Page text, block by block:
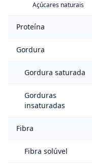
Açúcares naturais
Proteína
Gordura
Gordura saturada
Gorduras
insaturadas
Fibra
Fibra solúvel